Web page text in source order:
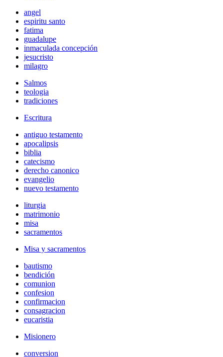
angel
espiritu santo
fatima
guadalupe
inmaculada concepción
jesucristo
milagro
Salmos
teologia
tradiciones
Escritura
antiguo testamento
apocalipsis
biblia
catecismo
derecho canonico
evangelio
nuevo testamento
liturgia
matrimonio
misa
sacramentos
Misa y sacramentos
bautismo
bendición
comunion
confesion
confirmacion
consagracion
eucaristia
Misionero
conversion